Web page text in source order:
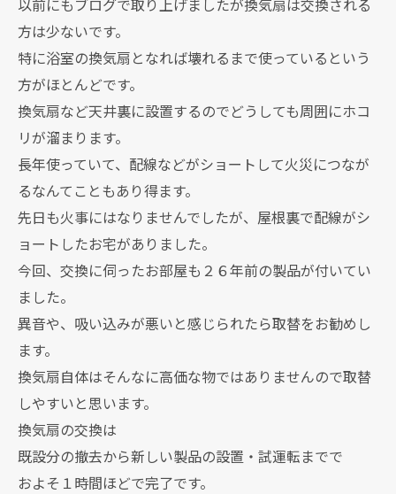
以前にもブログで取り上げましたが換気扇は交換される
方は少ないです。
特に浴室の換気扇となれば壊れるまで使っているという
方がほとんどです。
換気扇など天井裏に設置するのでどうしても周囲にホコ
リが溜まります。
長年使っていて、配線などがショートして火災につなが
るなんてこともあり得ます。
先日も火事にはなりませんでしたが、屋根裏で配線がシ
ョートしたお宅がありました。
今回、交換に伺ったお部屋も２６年前の製品が付いてい
ました。
異音や、吸い込みが悪いと感じられたら取替をお勧めし
ます。
換気扇自体はそんなに高価な物ではありませんので取替
しやすいと思います。
換気扇の交換は
既設分の撤去から新しい製品の設置・試運転までで
およそ１時間ほどで完了です。